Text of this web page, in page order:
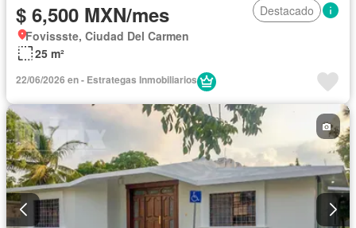
$ 6,500 MXN/mes
Destacado
Fovissste, Ciudad Del Carmen
25 m²
22/06/2026 en - Estrategas Inmobiliarios